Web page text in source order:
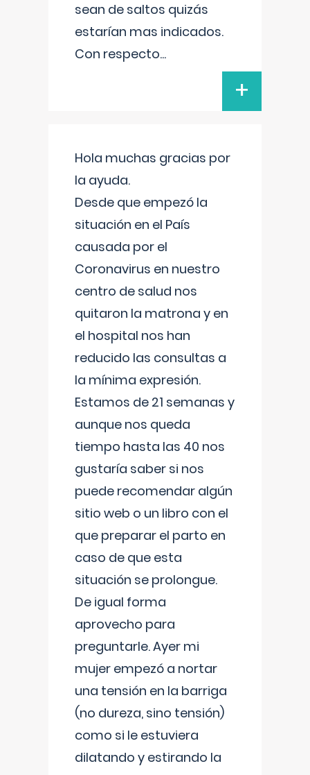
sean de saltos quizás
estarían mas indicados.
Con respecto...
+
Hola muchas gracias por
la ayuda.
Desde que empezó la
situación en el País
causada por el
Coronavirus en nuestro
centro de salud nos
quitaron la matrona y en
el hospital nos han
reducido las consultas a
la mínima expresión.
Estamos de 21 semanas y
aunque nos queda
tiempo hasta las 40 nos
gustaría saber si nos
puede recomendar algún
sitio web o un libro con el
que preparar el parto en
caso de que esta
situación se prolongue.
De igual forma
aprovecho para
preguntarle. Ayer mi
mujer empezó a nortar
una tensión en la barriga
(no dureza, sino tensión)
como si le estuviera
dilatando y estirando la